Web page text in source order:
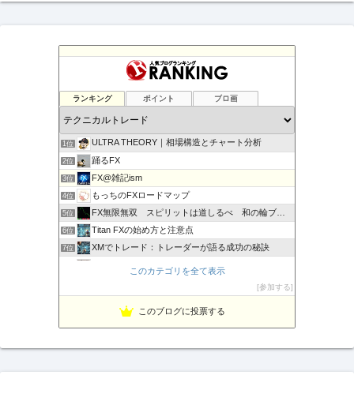
ランキング ポイント ブロ画
1位 ULTRA THEORY｜相場構造とチャート分析
2位 踊るFX
3位 FX@雑記ism
4位 もっちのFXロードマップ
5位 FX無限無双 スピリットは道しるべ 和の輪ブログ
6位 Titan FXの始め方と注意点
7位 XMでトレード：トレーダーが語る成功の秘訣
負けない！無料「Immortal_EA」究極システムトレード
HT FX (MT4・MT5で快適トレード)
たかぶ スタイル 〜 FXトレード テクニカル至上主義！
14位
このカテゴリを全て表示
参加する
このブログに投票する